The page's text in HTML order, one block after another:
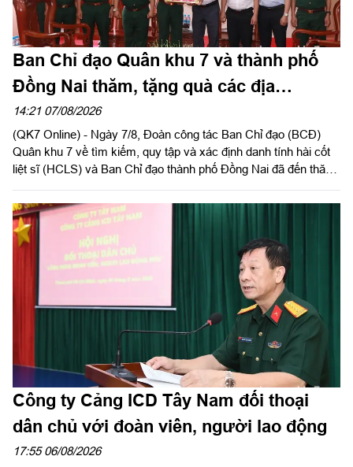
Ban Chỉ đạo Quân khu 7 và thành phố
Đồng Nai thăm, tặng quà các địa
phương hỗ trợ tìm kiếm, quy tập hài cốt
liệt sĩ
14:21 07/08/2026
(QK7 Online) - Ngày 7/8, Đoàn công tác Ban Chỉ đạo (BCĐ)
Quân khu 7 về tìm kiếm, quy tập và xác định danh tính hài cốt
liệt sĩ (HCLS) và Ban Chỉ đạo thành phố Đồng Nai đã đến thăm,
và chùa Tân Minh (phường Bình Long), thành phố Đồng Nai -
các địa phương, cơ sở đã hỗ trợ, đồng hành trong hoạt động
quy tập, tìm kiếm HCLS, cầu siêu các anh hùng liệt sĩ tại xã
Minh Đức. Thiếu tướng Trần Chí Tâm, Ủy viên Thường vụ
Đảng ủy, Phó Chính ủy Quân khu, Trưởng BCĐ Quân khu làm
Công ty Cảng ICD Tây Nam đối thoại
dân chủ với đoàn viên, người lao động
17:55 06/08/2026